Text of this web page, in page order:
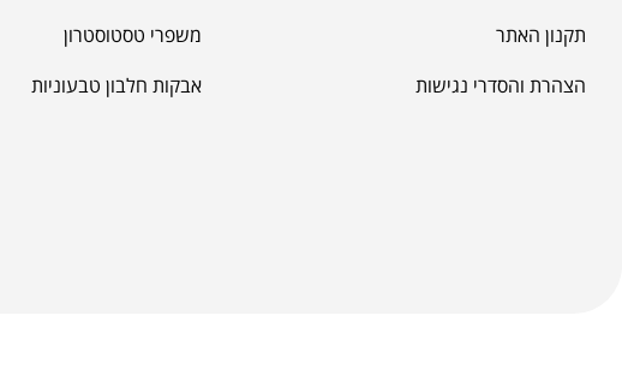
תקנון האתר
הצהרת והסדרי נגישות
משפרי טסטוסטרון
אבקות חלבון טבעוניות